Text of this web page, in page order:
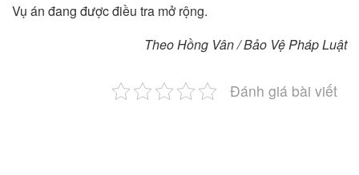
Vụ án đang được điều tra mở rộng.
Theo Hồng Vân / Bảo Vệ Pháp Luật
Đánh giá bài viết